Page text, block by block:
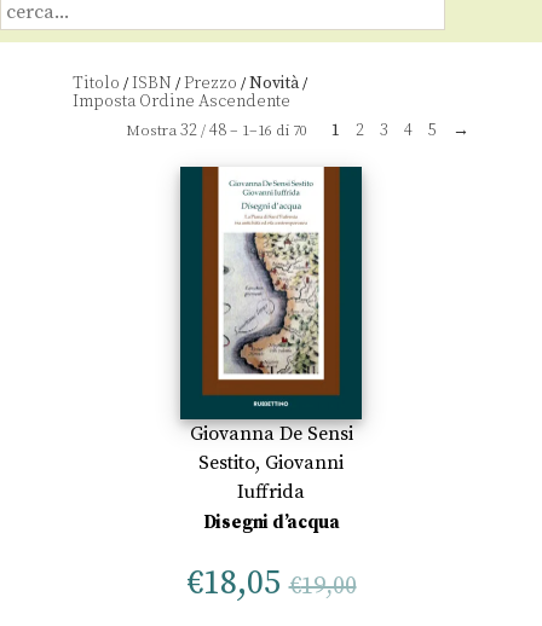
Titolo /ISBN /Prezzo /Novità/
Mostra32/48– 1–16 di 70 1 2 3 4 5 →
Giovanna De Sensi
Sestito, Giovanni
Iuffrida
Disegni d’acqua
€18,05 €19,00